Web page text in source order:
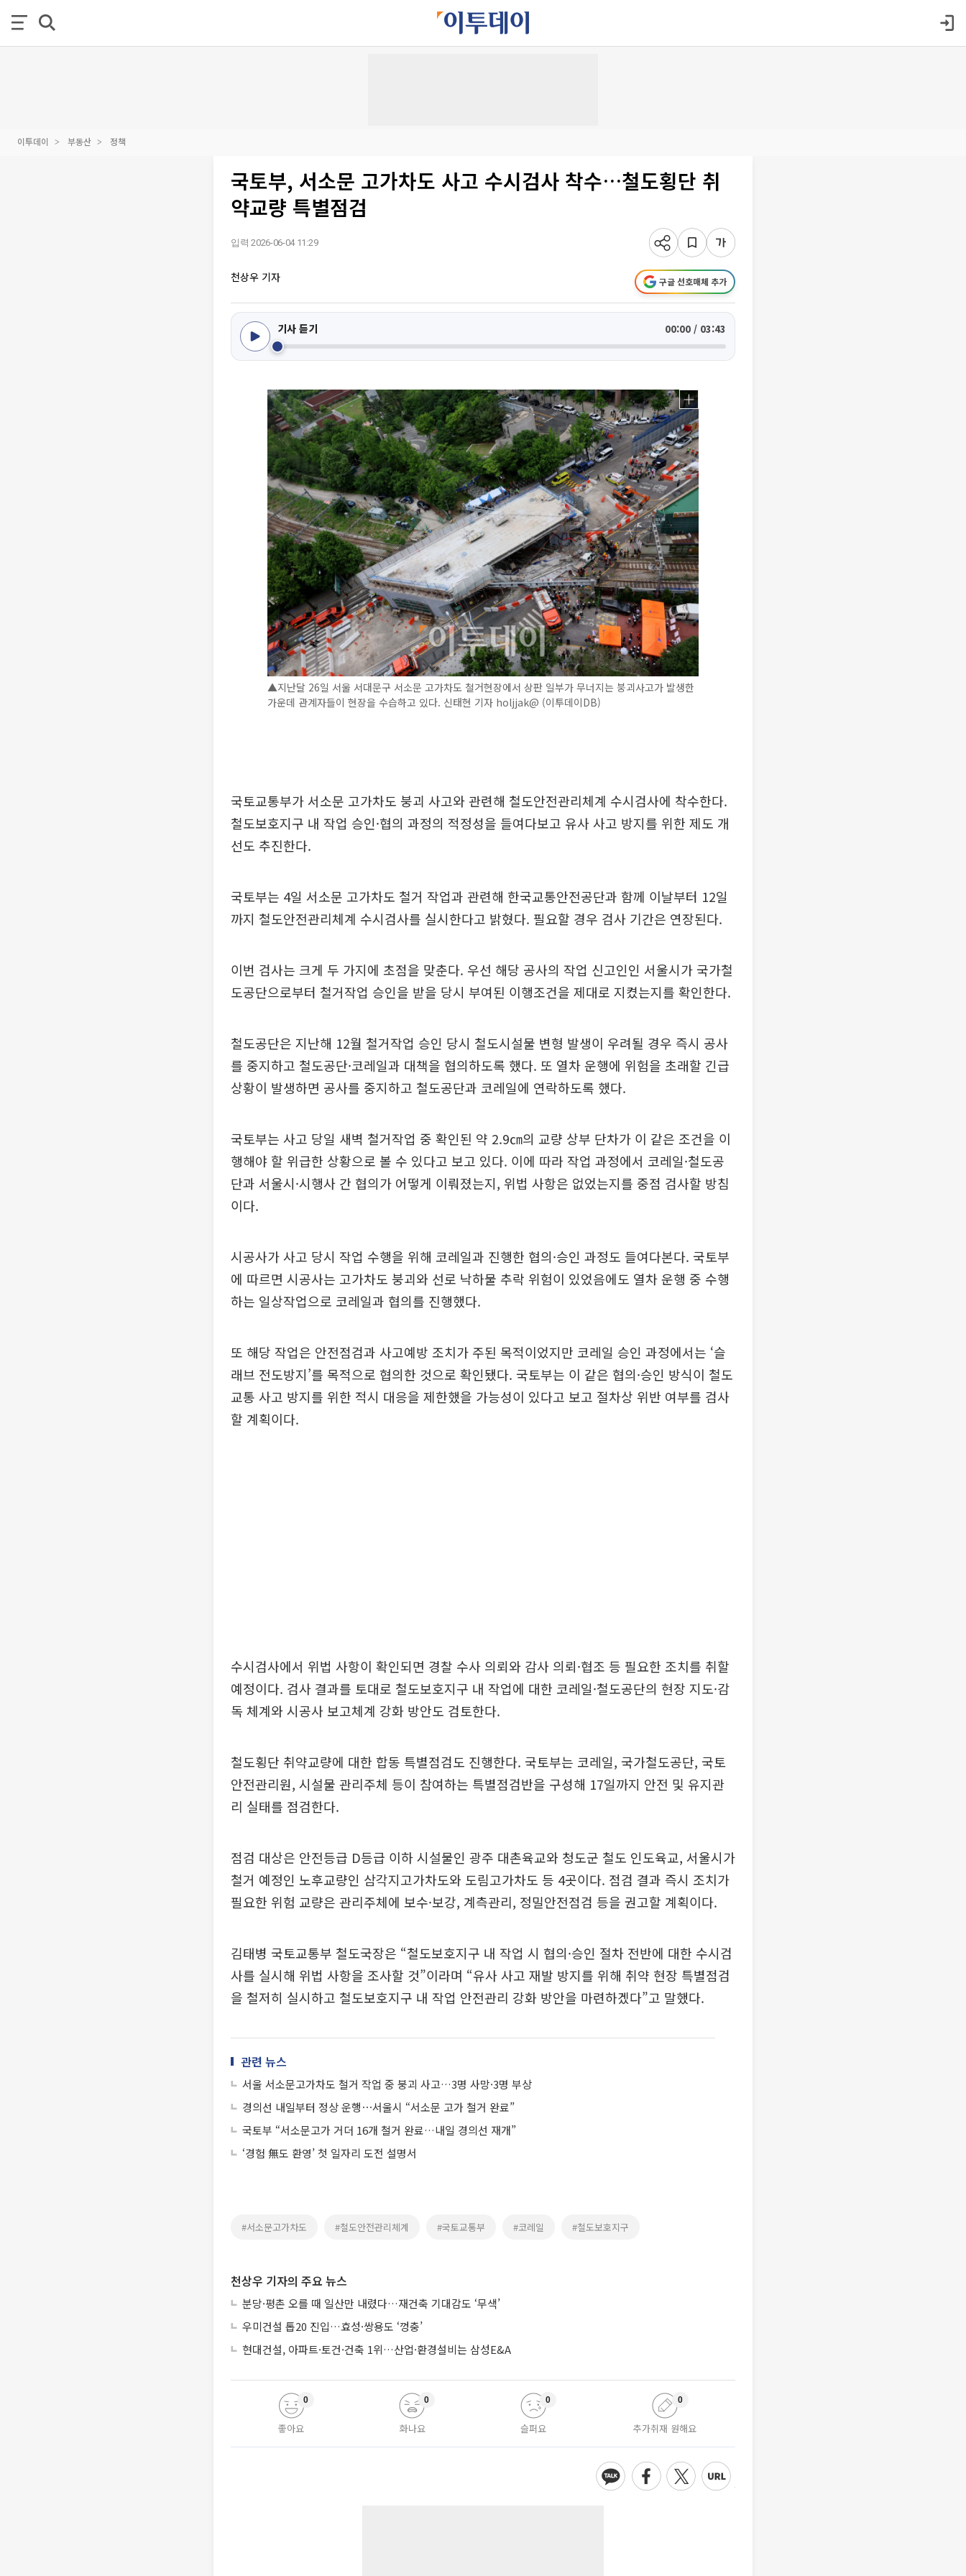
이투데이 부동산 정책
국토부, 서소문 고가차도 사고 수시검사 착수…철도횡단 취
약교량 특별점검
입력 2026-06-04 11:29
천상우 기자 구글 선호매체 추가
기사 듣기 00:00 / 03:43
▲지난달 26일 서울 서대문구 서소문 고가차도 철거현장에서 상판 일부가 무너지는 붕괴사고가 발생한
가운데 관계자들이 현장을 수습하고 있다. 신태현 기자 holjjak@ (이투데이DB)
국토교통부가 서소문 고가차도 붕괴 사고와 관련해 철도안전관리체계 수시검사에 착수한다.
철도보호지구 내 작업 승인·협의 과정의 적정성을 들여다보고 유사 사고 방지를 위한 제도 개
선도 추진한다.
국토부는 4일 서소문 고가차도 철거 작업과 관련해 한국교통안전공단과 함께 이날부터 12일
까지 철도안전관리체계 수시검사를 실시한다고 밝혔다. 필요할 경우 검사 기간은 연장된다.
이번 검사는 크게 두 가지에 초점을 맞춘다. 우선 해당 공사의 작업 신고인인 서울시가 국가철
도공단으로부터 철거작업 승인을 받을 당시 부여된 이행조건을 제대로 지켰는지를 확인한다.
철도공단은 지난해 12월 철거작업 승인 당시 철도시설물 변형 발생이 우려될 경우 즉시 공사
를 중지하고 철도공단·코레일과 대책을 협의하도록 했다. 또 열차 운행에 위험을 초래할 긴급
상황이 발생하면 공사를 중지하고 철도공단과 코레일에 연락하도록 했다.
국토부는 사고 당일 새벽 철거작업 중 확인된 약 2.9㎝의 교량 상부 단차가 이 같은 조건을 이
행해야 할 위급한 상황으로 볼 수 있다고 보고 있다. 이에 따라 작업 과정에서 코레일·철도공
단과 서울시·시행사 간 협의가 어떻게 이뤄졌는지, 위법 사항은 없었는지를 중점 검사할 방침
이다.
시공사가 사고 당시 작업 수행을 위해 코레일과 진행한 협의·승인 과정도 들여다본다. 국토부
에 따르면 시공사는 고가차도 붕괴와 선로 낙하물 추락 위험이 있었음에도 열차 운행 중 수행
하는 일상작업으로 코레일과 협의를 진행했다.
또 해당 작업은 안전점검과 사고예방 조치가 주된 목적이었지만 코레일 승인 과정에서는 ‘슬
래브 전도방지’를 목적으로 협의한 것으로 확인됐다. 국토부는 이 같은 협의·승인 방식이 철도
교통 사고 방지를 위한 적시 대응을 제한했을 가능성이 있다고 보고 절차상 위반 여부를 검사
할 계획이다.
수시검사에서 위법 사항이 확인되면 경찰 수사 의뢰와 감사 의뢰·협조 등 필요한 조치를 취할
예정이다. 검사 결과를 토대로 철도보호지구 내 작업에 대한 코레일·철도공단의 현장 지도·감
독 체계와 시공사 보고체계 강화 방안도 검토한다.
철도횡단 취약교량에 대한 합동 특별점검도 진행한다. 국토부는 코레일, 국가철도공단, 국토
안전관리원, 시설물 관리주체 등이 참여하는 특별점검반을 구성해 17일까지 안전 및 유지관
리 실태를 점검한다.
점검 대상은 안전등급 D등급 이하 시설물인 광주 대촌육교와 청도군 철도 인도육교, 서울시가
철거 예정인 노후교량인 삼각지고가차도와 도림고가차도 등 4곳이다. 점검 결과 즉시 조치가
필요한 위험 교량은 관리주체에 보수·보강, 계측관리, 정밀안전점검 등을 권고할 계획이다.
김태병 국토교통부 철도국장은 “철도보호지구 내 작업 시 협의·승인 절차 전반에 대한 수시검
사를 실시해 위법 사항을 조사할 것”이라며 “유사 사고 재발 방지를 위해 취약 현장 특별점검
을 철저히 실시하고 철도보호지구 내 작업 안전관리 강화 방안을 마련하겠다”고 말했다.
관련 뉴스
서울 서소문고가차도 철거 작업 중 붕괴 사고…3명 사망·3명 부상
경의선 내일부터 정상 운행⋯서울시 “서소문 고가 철거 완료”
국토부 “서소문고가 거더 16개 철거 완료…내일 경의선 재개”
‘경험 無도 환영’ 첫 일자리 도전 설명서
#서소문고가차도 #철도안전관리체계 #국토교통부 #코레일 #철도보호지구
천상우 기자의 주요 뉴스
분당·평촌 오를 때 일산만 내렸다…재건축 기대감도 ‘무색’
우미건설 톱20 진입…효성·쌍용도 ‘껑충’
현대건설, 아파트·토건·건축 1위…산업·환경설비는 삼성E&A
좋아요
0
화나요
0
슬퍼요
0
추가취재 원해요
0